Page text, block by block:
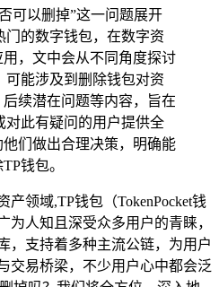
可以删掉”这一问题展开
门的数字钱包，在数字资
，文中会从不同角度探讨
可能涉及到删除钱包对资
续潜在问题等内容，旨在
对此有疑问的用户提供全
们做出合理决策，明确能
钱包。
领域,TP钱包（TokenPocket钱
为人知且深受众多用户的青睐，
，支持着多种主流公链，为用户
交易桥梁，不少用户心中都会泛